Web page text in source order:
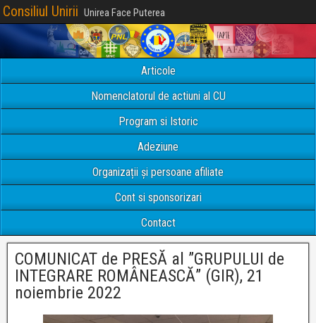
Consiliul Unirii Unirea Face Puterea
Articole
Nomenclatorul de actiuni al CU
Program si Istoric
Adeziune
Organizații și persoane afiliate
Cont si sponsorizari
Contact
COMUNICAT de PRESĂ al ”GRUPULUI de
INTEGRARE ROMÂNEASCĂ” (GIR), 21
noiembrie 2022